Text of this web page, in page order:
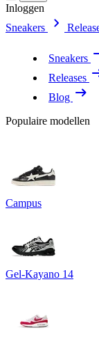
Inloggen
Sneakers
Sneakers
Releases
Blog
Populaire modellen
Campus
Gel-Kayano 14